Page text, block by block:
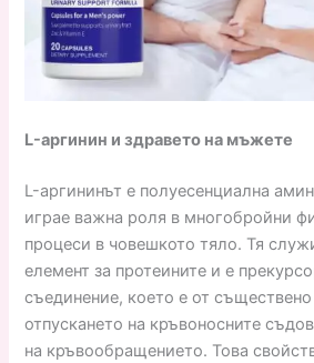
L-аргинин и здравето на мъжете
L-аргининът е полуесенциална
играе важна роля в многобройни
процеси в човешкото тяло. Тя
елемент за протеините и е
съединение, което е от съществено
отпускането на кръвоносните
на кръвообращението. Това